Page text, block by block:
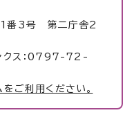
番3号 第二庁舎2
ス：0797-72-
ご利用ください。